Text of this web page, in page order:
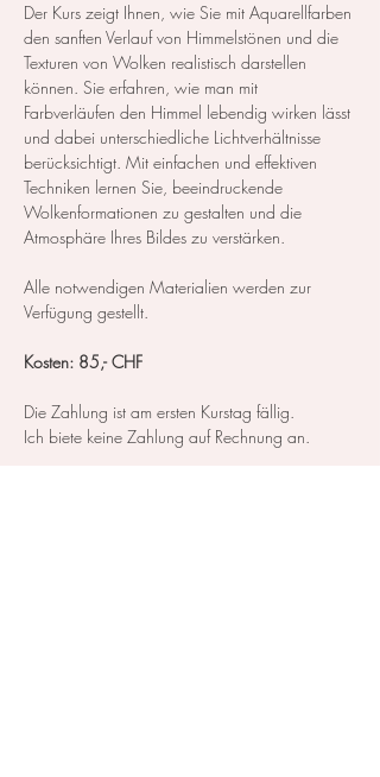
Der Kurs zeigt Ihnen, wie Sie mit Aquarellfarben
den sanften Verlauf von Himmelstönen und die
Texturen von Wolken realistisch darstellen
können. Sie erfahren, wie man mit
Farbverläufen den Himmel lebendig wirken lässt
und dabei unterschiedliche Lichtverhältnisse
berücksichtigt. Mit einfachen und effektiven
Techniken lernen Sie, beeindruckende
Wolkenformationen zu gestalten und die
Atmosphäre Ihres Bildes zu verstärken.
Alle notwendigen Materialien werden zur
Verfügung gestellt.
Kosten: 85,- CHF
​Die Zahlung ist am ersten Kurstag fällig.
Ich biete keine Zahlung auf Rechnung an.